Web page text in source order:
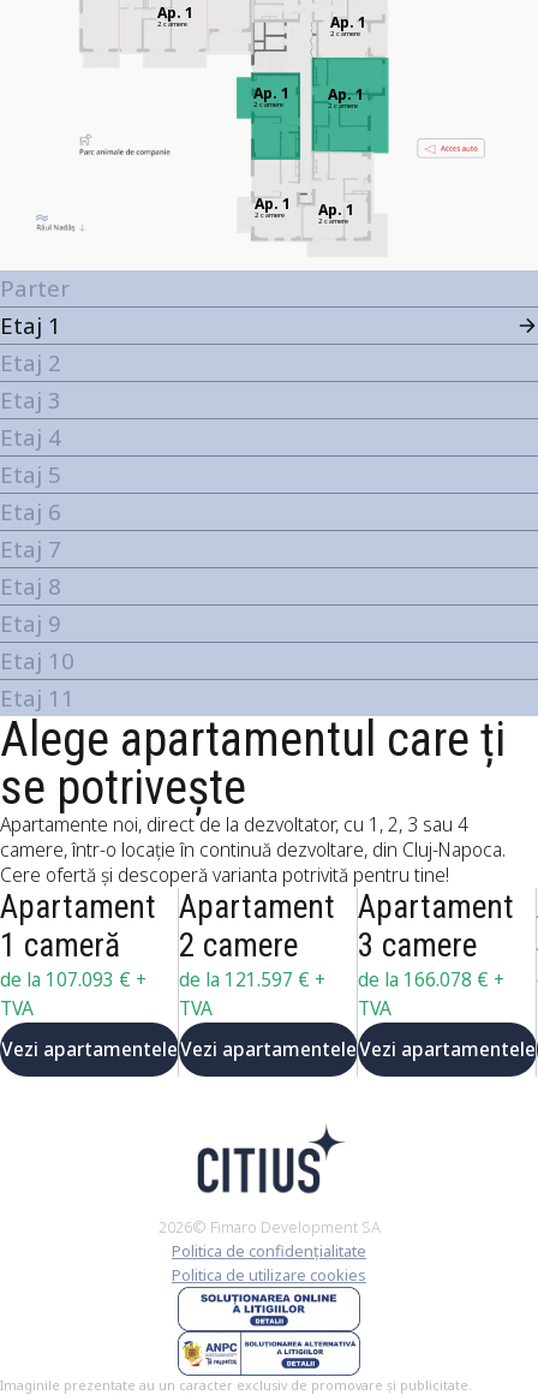
Parter
Etaj 1
Etaj 2
Etaj 3
Etaj 4
Etaj 5
Etaj 6
Etaj 7
Etaj 8
Etaj 9
Etaj 10
Etaj 11
Ap. 1
2 camere
Ap. 1
2 camere
Ap. 1
2 camere
Ap. 1
2 camere
Ap. 1
2 camere
Ap. 1
2 camere
Alege apartamentul care ți
se potrivește
Apartamente noi, direct de la dezvoltator, cu 1, 2, 3 sau 4
camere, într-o locație în continuă dezvoltare, din Cluj-Napoca.
Cere ofertă și descoperă varianta potrivită pentru tine!
Apartament
1 cameră
de la 107.093 € +
TVA
Vezi apartamentele
Apartament
2 camere
de la 121.597 € +
TVA
Vezi apartamentele
Apartament
3 camere
de la 166.078 € +
TVA
Vezi apartamentele
2026© Fimaro Development SA
Politica de confidențialitate
Politica de utilizare cookies
Imaginile prezentate au un caracter exclusiv de promovare și publicitate.